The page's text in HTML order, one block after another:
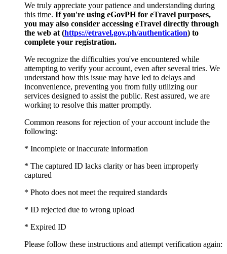
We truly appreciate your patience and understanding during
this time. If you're using eGovPH for eTravel purposes,
you may also consider accessing eTravel directly through
the web at (https://etravel.gov.ph/authentication) to
complete your registration.
We recognize the difficulties you've encountered while
attempting to verify your account, even after several tries. We
understand how this issue may have led to delays and
inconvenience, preventing you from fully utilizing our
services designed to assist the public. Rest assured, we are
working to resolve this matter promptly.
Common reasons for rejection of your account include the
following:
* Incomplete or inaccurate information
* The captured ID lacks clarity or has been improperly
captured
* Photo does not meet the required standards
* ID rejected due to wrong upload
* Expired ID
Please follow these instructions and attempt verification again: